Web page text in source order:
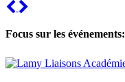
Previous
Focus sur les événements: